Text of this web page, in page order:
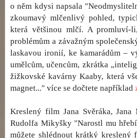
o něm kdysi napsala
zkoumavý mlčenlivý pohled,
která většinou mlčí. A promluví-
problémům a závažným
laskavou ironií, ke kamarádům –
umělcům, učencům, zkrátka
žižkovské kavárny Kaaby, která
magnet..." více se dočtete například
Kreslený film Jana Svěráka,
Rudolfa Mikyšky "Narostl mu
můžete shlédnout krátký kreslený